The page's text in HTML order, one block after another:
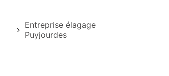
Entreprise élagage
Puyjourdes